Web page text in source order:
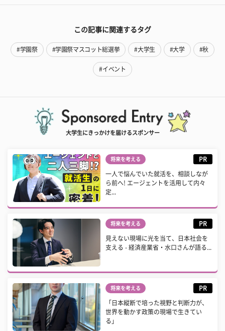
この記事に関連するタグ
#学園祭 #学園祭マスコット総選挙 #大学生 #大学 #秋
#イベント
大学生にきっかけを届けるスポンサー
将来を考える PR
一人で悩んでいた就活を、相談しなが
ら前へ! エージェントを活用して内々
定...
将来を考える PR
見えない現場に光を当て、日本社会を
支える - 経済産業省・水口さんが語る...
将来を考える PR
「日本縦断で培った視野と判断力が、
世界を動かす政策の現場で生きてい
る」